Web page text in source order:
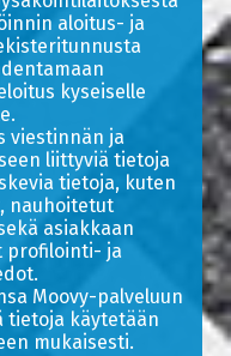
aloitus- ja
kyseiselle
viestinnän ja
liittyviä tietoja
tietoja, kuten
nauhoitetut
asiakkaan
profilointi- ja
Moovy-palveluun
tietoja käytetään
mukaisesti.